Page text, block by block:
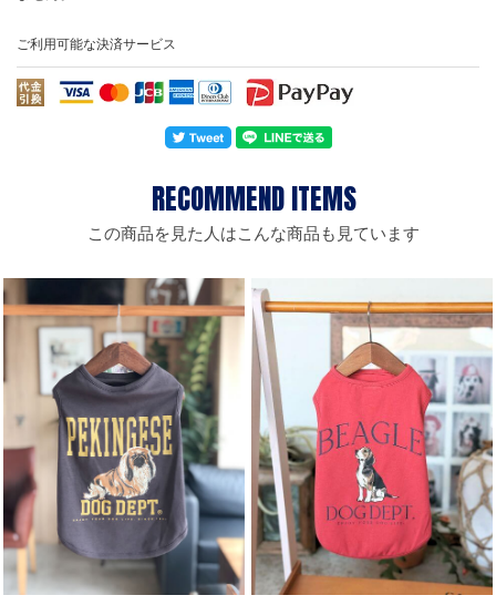
ご利用可能な決済サービス
この商品を見た人はこんな商品も見ています